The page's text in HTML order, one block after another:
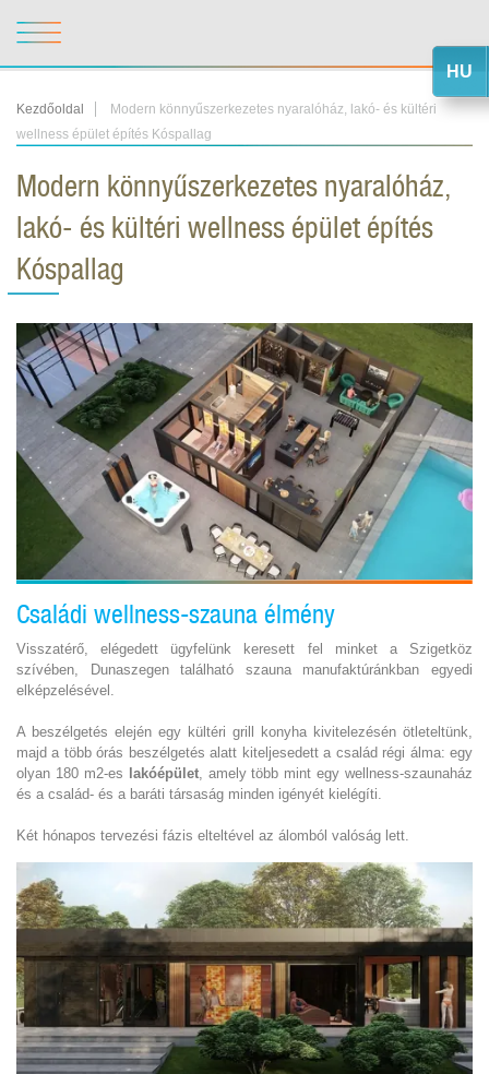
Kezdőoldal
Modern könnyűszerkezetes nyaralóház, lakó- és kültéri
wellness épület építés Kóspallag
Modern könnyűszerkezetes nyaralóház,
lakó- és kültéri wellness épület építés
Kóspallag
Családi wellness-szauna élmény
Visszatérő, elégedett ügyfelünk keresett fel minket a Szigetköz
szívében, Dunaszegen található szauna manufaktúránkban egyedi
elképzelésével.
A beszélgetés elején egy kültéri grill konyha kivitelezésén ötleteltünk,
majd a több órás beszélgetés alatt kiteljesedett a család régi álma: egy
olyan 180 m2-es lakóépület, amely több mint egy wellness-szaunaház
és a család- és a baráti társaság minden igényét kielégíti.
Két hónapos tervezési fázis elteltével az álomból valóság lett.
HU